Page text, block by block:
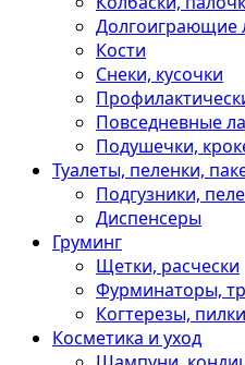
Долгоиграющие
Кости
Снеки, кусочки
Повседневные
Подушечки,
Туалеты, пеленки,
Подгузники,
Диспенсеры
Груминг
Щетки, расчески
Фурминаторы,
Когтерезы,
Косметика и уход